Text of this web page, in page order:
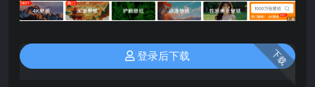
下载
登录后下载